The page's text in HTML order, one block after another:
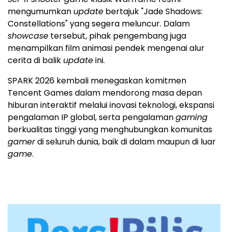
mengumumkan update bertajuk "Jade Shadows:
Constellations" yang segera meluncur. Dalam
showcase tersebut, pihak pengembang juga
menampilkan film animasi pendek mengenai alur
cerita di balik updateini.
SPARK 2026 kembali menegaskan komitmen
Tencent Games dalam mendorong masa depan
hiburan interaktif melalui inovasi teknologi, ekspansi
pengalaman IP global, serta pengalamangaming
berkualitas tinggi yang menghubungkan komunitas
gamerdi seluruh dunia, baik di dalam maupun di luar
game.